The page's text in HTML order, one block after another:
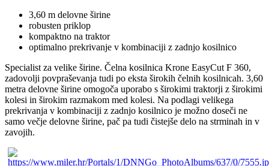
3,60 m delovne širine
robusten priklop
kompaktno na traktor
optimalno prekrivanje v kombinaciji z zadnjo kosilnico
Specialist za velike širine. Čelna kosilnica Krone EasyCut F 360,
zadovolji povpraševanja tudi po eksta širokih čelnih kosilnicah. 3,60
metra delovne širine omogoča uporabo s širokimi traktorji z širokimi
kolesi in širokim razmakom med kolesi. Na podlagi velikega
prekrivanja v kombinaciji z zadnjo kosilnico je možno doseči ne
samo večje delovne širine, pač pa tudi čistejše delo na strminah in v
zavojih.